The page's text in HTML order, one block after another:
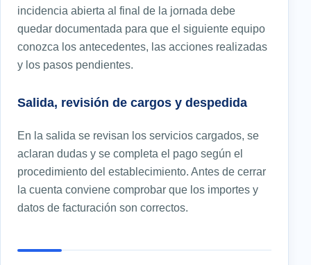
incidencia abierta al final de la jornada debe
quedar documentada para que el siguiente equipo
conozca los antecedentes, las acciones realizadas
y los pasos pendientes.
Salida, revisión de cargos y despedida
En la salida se revisan los servicios cargados, se
aclaran dudas y se completa el pago según el
procedimiento del establecimiento. Antes de cerrar
la cuenta conviene comprobar que los importes y
datos de facturación son correctos.